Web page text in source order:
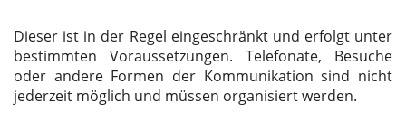
Dieser ist in der Regel eingeschränkt und erfolgt unter
bestimmten Voraussetzungen. Telefonate, Besuche
oder andere Formen der Kommunikation sind nicht
jederzeit möglich und müssen organisiert werden.